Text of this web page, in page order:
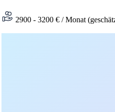
2900 - 3200 € / Monat